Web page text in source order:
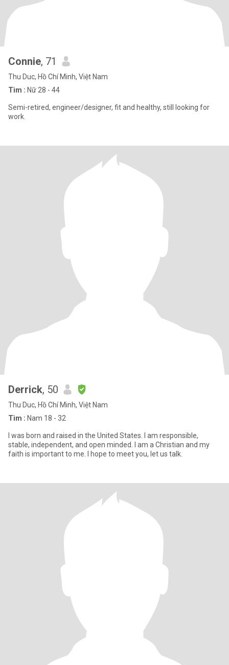
Connie, 71
Thu Duc, Hồ Chí Minh, Việt Nam
Tìm : Nữ 28 - 44
Semi-retired, engineer/designer, fit and healthy, still looking for
work.
Derrick, 50
Thu Duc, Hồ Chí Minh, Việt Nam
Tìm : Nam 18 - 32
I was born and raised in the United States. I am responsible,
stable, independent, and open minded. I am a Christian and my
faith is important to me. I hope to meet you, let us talk.